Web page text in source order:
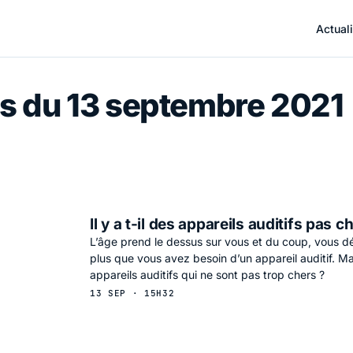
du 13 septembre 2021
Il y a t-il des appareils auditifs pas
L’âge prend le dessus sur vous et du coup, vous
plus que vous avez besoin d’un appareil auditif.
appareils auditifs qui ne sont pas trop chers ?
13 SEP · 15H32